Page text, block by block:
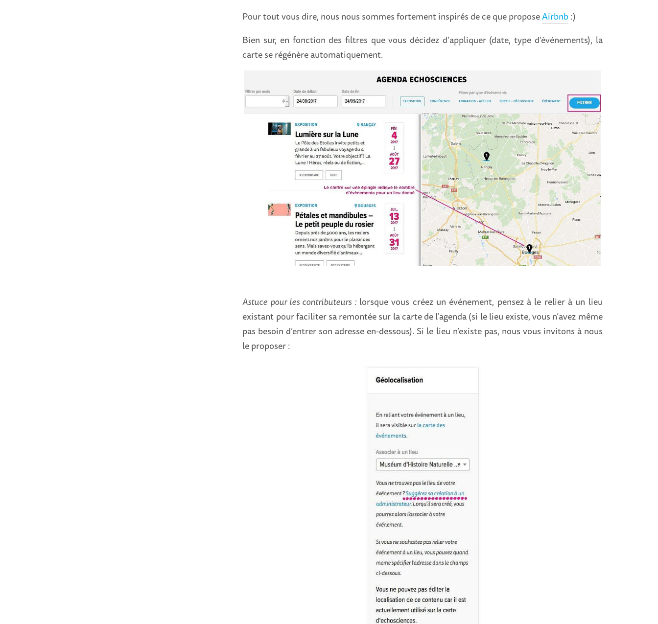
Pour tout vous dire, nous nous sommes fortement inspirés de ce que proposeAirbnb:)
Bien sur, en fonction des filtres que vous décidez d’appliquer (date, type d’événements), la
carte se régénère automatiquement.
Astuce pour les contributeurs :lorsque vous créez un événement, pensez à le relier à un lieu
existant pour faciliter sa remontée sur la carte de l’agenda (si le lieu existe, vous n’avez même
pas besoin d’entrer son adresse en-dessous). Si le lieu n’existe pas, nous vous invitons à nous
le proposer :